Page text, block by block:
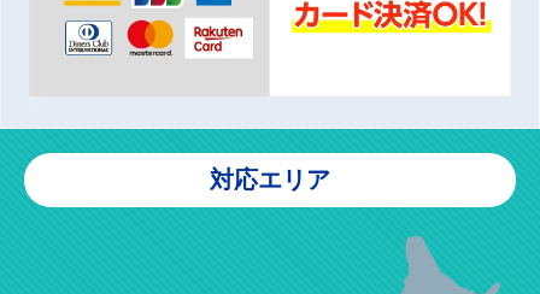
対応エリア